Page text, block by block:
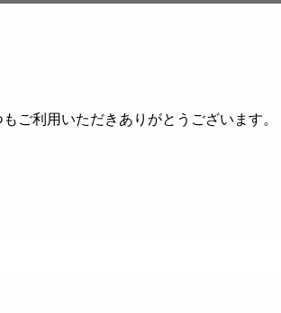
もご利用いただきありがとうございます